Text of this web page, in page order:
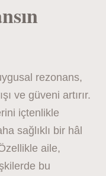
rezonans,
ve güveni artırır.
içtenlikle
sağlıklı bir hâl
aile,
bu